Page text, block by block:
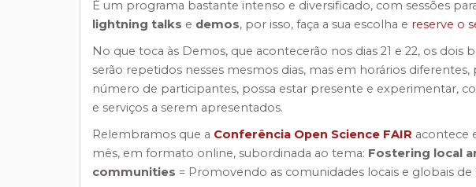
É um programa bastante intenso e diversificado, com sessões
lightning talks e demos, por isso, faça a sua escolha e reserve o
No que toca às Demos, que acontecerão nos dias 21 e 22, os
serão repetidos nesses mesmos dias, mas em horários
número de participantes, possa estar presente e experimentar,
e serviços a serem apresentados.
Relembramos que a Conferência Open Science FAIR acontece
mês, em formato online, subordinada ao tema: Fostering local
communities = Promovendo as comunidades locais e globais de